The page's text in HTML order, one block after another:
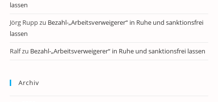
lassen
Jörg Ruppzu Bezahl-„Arbeitsverweigerer“ in Ruhe und sanktionsfrei
lassen
Ralfzu Bezahl-„Arbeitsverweigerer“ in Ruhe und sanktionsfrei lassen
Archiv